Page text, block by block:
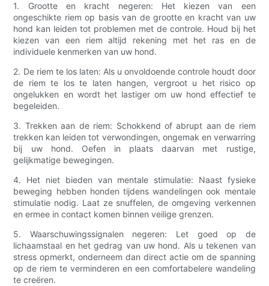
1. Grootte en kracht negeren: Het kiezen van een
ongeschikte riem op basis van de grootte en kracht van uw
hond kan leiden tot problemen met de controle. Houd bij het
kiezen van een riem altijd rekening met het ras en de
individuele kenmerken van uw hond.
2. De riem te los laten: Als u onvoldoende controle houdt door
de riem te los te laten hangen, vergroot u het risico op
ongelukken en wordt het lastiger om uw hond effectief te
begeleiden.
3. Trekken aan de riem: Schokkend of abrupt aan de riem
trekken kan leiden tot verwondingen, ongemak en verwarring
bij uw hond. Oefen in plaats daarvan met rustige,
gelijkmatige bewegingen.
4. Het niet bieden van mentale stimulatie: Naast fysieke
beweging hebben honden tijdens wandelingen ook mentale
stimulatie nodig. Laat ze snuffelen, de omgeving verkennen
en ermee in contact komen binnen veilige grenzen.
5. Waarschuwingssignalen negeren: Let goed op de
lichaamstaal en het gedrag van uw hond. Als u tekenen van
stress opmerkt, onderneem dan direct actie om de spanning
op de riem te verminderen en een comfortabelere wandeling
te creëren.